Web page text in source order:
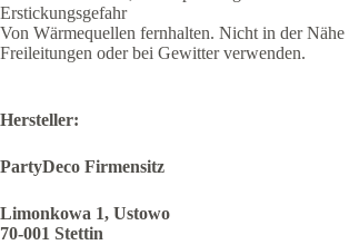
Erstickungsgefahr
Von Wärmequellen fernhalten. Nicht in der Nähe
Freileitungen oder bei Gewitter verwenden.
Hersteller:
PartyDeco Firmensitz
Limonkowa 1, Ustowo
70-001 Stettin